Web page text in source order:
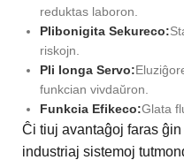
reduktas laboron.
Plibonigita Sekureco:
riskojn.
Pli longa Servo:
funkcian vivdaŭron.
Funkcia Efikeco:Glata
Ĉi tiuj avantaĝoj faras
industriaj sistemoj